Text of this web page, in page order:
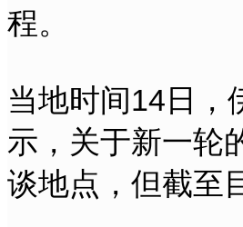
程。
当地时间14日，
示，关于新一轮
谈地点，但截至